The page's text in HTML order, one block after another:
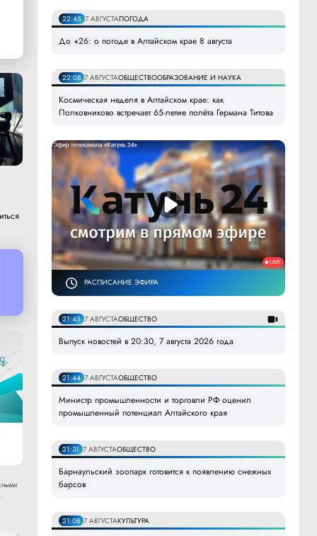
22:45 7 АВГУСТАПОГОДА
До +26: о погоде в Алтайском крае 8 августа
22:08 7 АВГУСТАОБЩЕСТВООБРАЗОВАНИЕ И НАУКА
Космическая неделя в Алтайском крае: как
Полковниково встречает 65-летие полёта Германа Титова
РАСПИСАНИЕ ЭФИРА
21:45 7 АВГУСТАОБЩЕСТВО
Выпуск новостей в 20:30, 7 августа 2026 года
21:44 7 АВГУСТАОБЩЕСТВО
Министр промышленности и торговли РФ оценил
промышленный потенциал Алтайского края
21:31 7 АВГУСТАОБЩЕСТВО
Барнаульский зоопарк готовится к появлению снежных
барсов
21:08 7 АВГУСТАКУЛЬТУРА